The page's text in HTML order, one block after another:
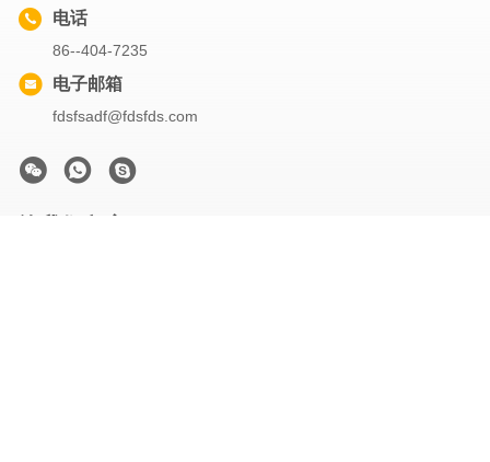
电话
86--404-7235
电子邮箱
fdsfsadf@fdsfds.com